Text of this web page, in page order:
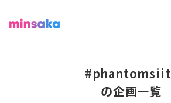
の企画一覧